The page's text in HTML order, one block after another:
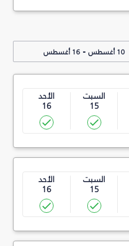
10 أغسطس -16 أغسطس
السبت
15
الأحد
16
السبت
15
الأحد
16